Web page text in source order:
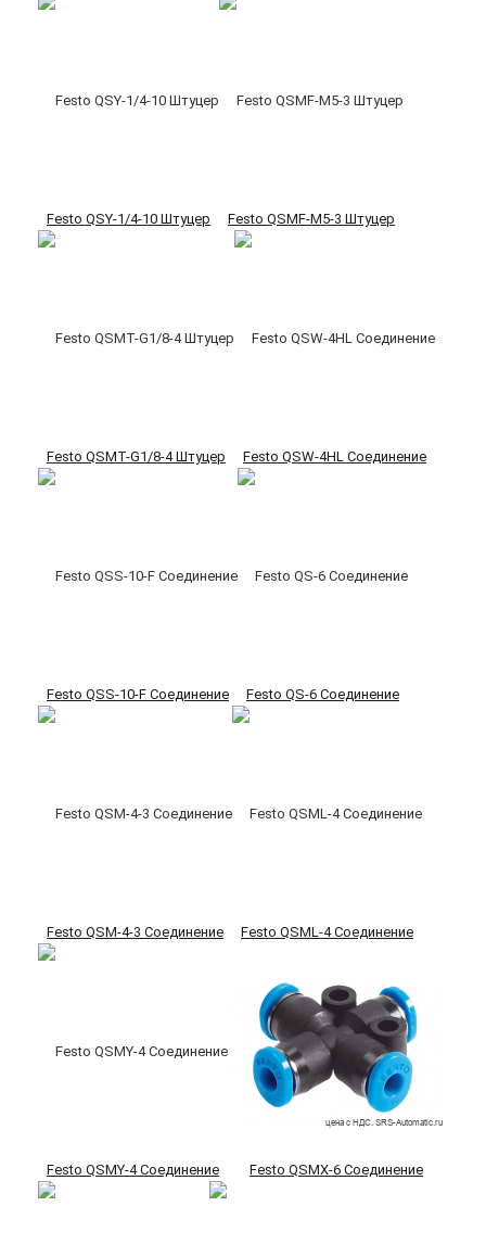
Festo QSY-1/4-10 Штуцер Festo QSMF-M5-3 Штуцер
Festo QSMT-G1/8-4 Штуцер Festo QSW-4HL Соединение
Festo QSS-10-F Соединение Festo QS-6 Соединение
Festo QSM-4-3 Соединение Festo QSML-4 Соединение
Festo QSMY-4 Соединение Festo QSMX-6 Соединение